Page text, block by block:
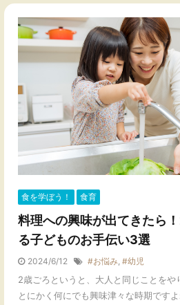
食を学ぼう！ 食育
料理への興味が出てきたら
る子どものお手伝い3選
2024/6/12 #お悩み #幼児
2歳ごろというと、大人と同じことをや
とにかく何にでも興味津々な時期です